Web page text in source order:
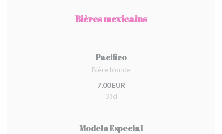
Bières mexicains
Pacifico
Bière blonde
7,00 EUR
33cl
Modelo Especial